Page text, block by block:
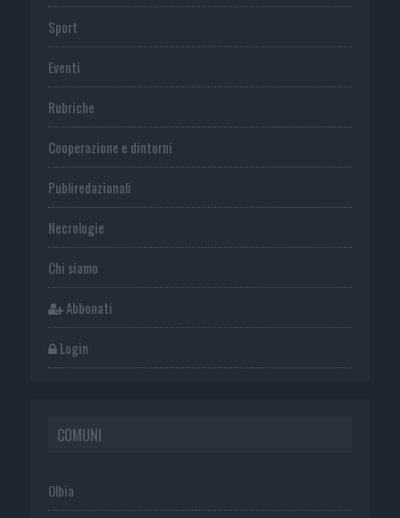
Sport
Eventi
Rubriche
Cooperazione e dintorni
Publiredazionali
Necrologie
Chi siamo
Abbonati
Login
COMUNI
Olbia